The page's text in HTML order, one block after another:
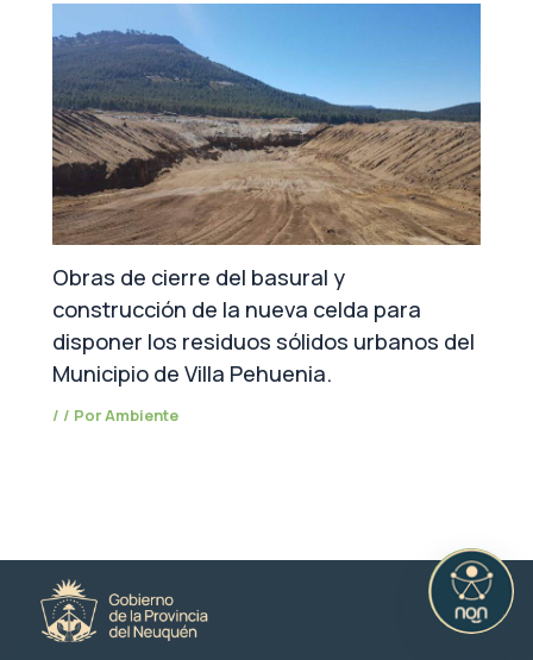
Obras de cierre del basural y
construcción de la nueva celda para
disponer los residuos sólidos urbanos del
Municipio de Villa Pehuenia.
/ / PorAmbiente